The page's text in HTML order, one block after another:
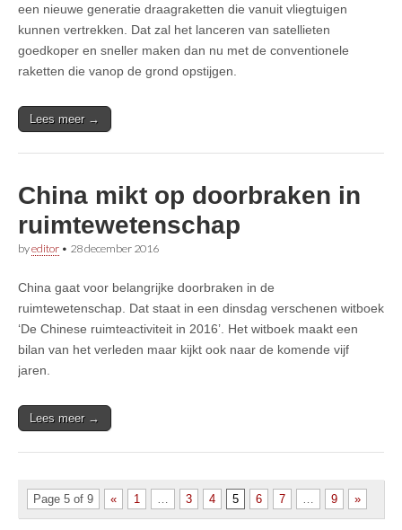
een nieuwe generatie draagraketten die vanuit vliegtuigen
kunnen vertrekken. Dat zal het lanceren van satellieten
goedkoper en sneller maken dan nu met de conventionele
raketten die vanop de grond opstijgen.
Lees meer →
China mikt op doorbraken in
ruimtewetenschap
byeditor • 28 december 2016
China gaat voor belangrijke doorbraken in de
ruimtewetenschap. Dat staat in een dinsdag verschenen witboek
‘De Chinese ruimteactiviteit in 2016’. Het witboek maakt een
bilan van het verleden maar kijkt ook naar de komende vijf
jaren.
Lees meer →
Page 5 of 9 « 1 3 4 5 6 7 9 »